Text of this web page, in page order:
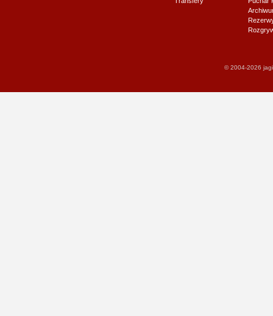
© 2004-2026